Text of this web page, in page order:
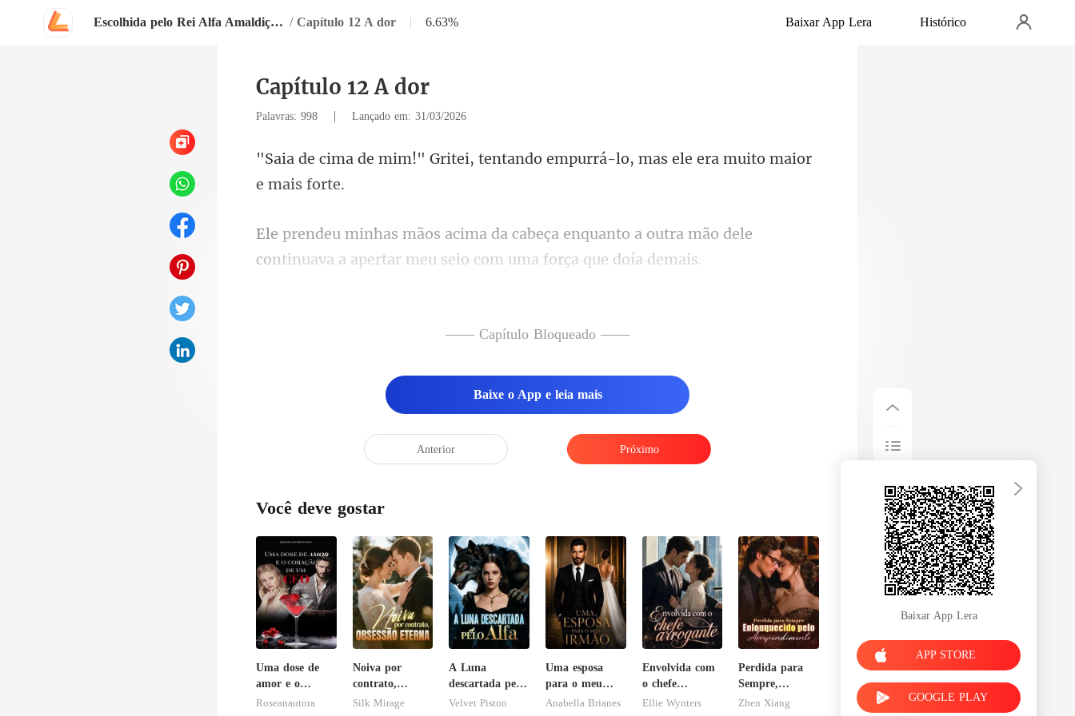
Escolhida pelo Rei Alfa Amaldiçoado / Capítulo 12 A dor | 6.63% Baixar App Lera Histórico
Capítulo 12 A dor
Palavras: 998 | Lançado em: 31/03/2026
tentando empurrá-lo, mas ele
quanto a outra mão dele
continuava a apert
s ardiam n
—— Capítulo Bloqueado ——
Baixe o App e leia mais
Anterior Próximo
Você deve gostar
Uma dose de
amor e o
coração de um
Roseanautora
Noiva por
contrato,
obsessão eterna
Silk Mirage
A Luna
descartada pelo
Alfa
Velvet Piston
Uma esposa
para o meu
irmão
Anabella Brianes
Envolvida com
o chefe
arrogante
Ellie Wynters
Perdida para
Sempre,
Enlouquecido
Zhen Xiang
Baixar App Lera
APP STORE
GOOGLE PLAY